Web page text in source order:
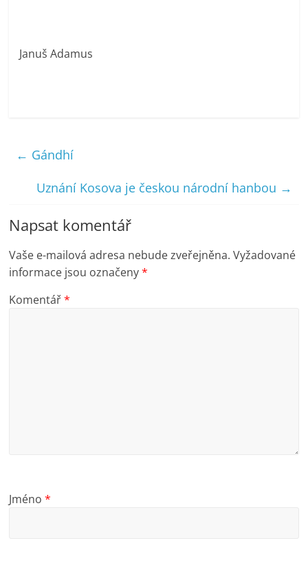
Januš Adamus
← Gándhí
Uznání Kosova je českou národní hanbou →
Napsat komentář
Vaše e-mailová adresa nebude zveřejněna. Vyžadované
informace jsou označeny*
Komentář*
Jméno*